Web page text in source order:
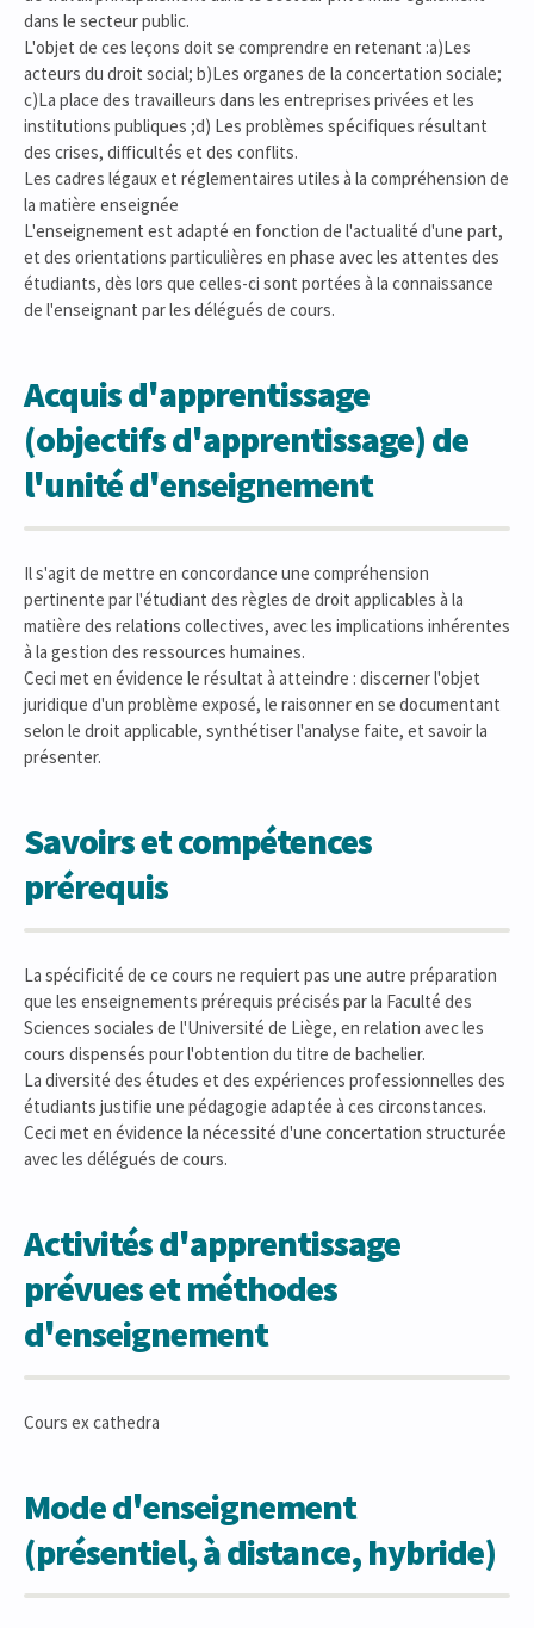
dans le secteur public.
L'objet de ces leçons doit se comprendre en retenant :a)Les
acteurs du droit social; b)Les organes de la concertation sociale;
c)La place des travailleurs dans les entreprises privées et les
institutions publiques ;d) Les problèmes spécifiques résultant
des crises, difficultés et des conflits.
Les cadres légaux et réglementaires utiles à la compréhension de
la matière enseignée
L'enseignement est adapté en fonction de l'actualité d'une part,
et des orientations particulières en phase avec les attentes des
étudiants, dès lors que celles-ci sont portées à la connaissance
de l'enseignant par les délégués de cours.
Acquis d'apprentissage
(objectifs d'apprentissage) de
l'unité d'enseignement
Il s'agit de mettre en concordance une compréhension
pertinente par l'étudiant des règles de droit applicables à la
matière des relations collectives, avec les implications inhérentes
à la gestion des ressources humaines.
Ceci met en évidence le résultat à atteindre : discerner l'objet
juridique d'un problème exposé, le raisonner en se documentant
selon le droit applicable, synthétiser l'analyse faite, et savoir la
présenter.
Savoirs et compétences
prérequis
La spécificité de ce cours ne requiert pas une autre préparation
que les enseignements prérequis précisés par la Faculté des
Sciences sociales de l'Université de Liège, en relation avec les
cours dispensés pour l'obtention du titre de bachelier.
La diversité des études et des expériences professionnelles des
étudiants justifie une pédagogie adaptée à ces circonstances.
Ceci met en évidence la nécessité d'une concertation structurée
avec les délégués de cours.
Activités d'apprentissage
prévues et méthodes
d'enseignement
Cours ex cathedra
Mode d'enseignement
(présentiel, à distance, hybride)